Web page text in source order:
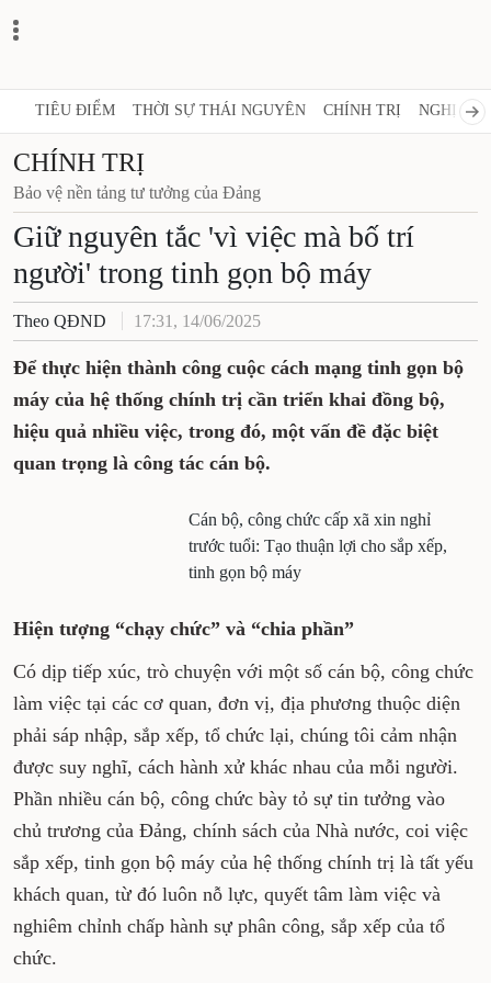
TIÊU ĐIỂM THỜI SỰ THÁI NGUYÊN CHÍNH TRỊ NGHỊ
CHÍNH TRỊ
Bảo vệ nền tảng tư tưởng của Đảng
Giữ nguyên tắc 'vì việc mà bố trí
người' trong tinh gọn bộ máy
Theo QĐND 17:31, 14/06/2025
Để thực hiện thành công cuộc cách mạng tinh gọn bộ
máy của hệ thống chính trị cần triển khai đồng bộ,
hiệu quả nhiều việc, trong đó, một vấn đề đặc biệt
quan trọng là công tác cán bộ.
Cán bộ, công chức cấp xã xin nghỉ
trước tuổi: Tạo thuận lợi cho sắp xếp,
tinh gọn bộ máy
Hiện tượng “chạy chức” và “chia phần”
Có dịp tiếp xúc, trò chuyện với một số cán bộ, công chức
làm việc tại các cơ quan, đơn vị, địa phương thuộc diện
phải sáp nhập, sắp xếp, tổ chức lại, chúng tôi cảm nhận
được suy nghĩ, cách hành xử khác nhau của mỗi người.
Phần nhiều cán bộ, công chức bày tỏ sự tin tưởng vào
chủ trương của Đảng, chính sách của Nhà nước, coi việc
sắp xếp, tinh gọn bộ máy của hệ thống chính trị là tất yếu
khách quan, từ đó luôn nỗ lực, quyết tâm làm việc và
nghiêm chỉnh chấp hành sự phân công, sắp xếp của tổ
chức.